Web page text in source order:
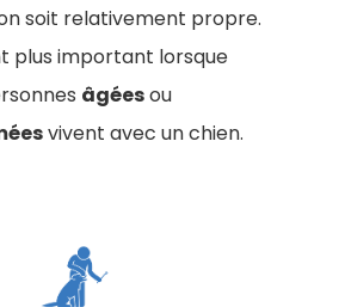
soit relativement propre.
plus important lorsque
âgéesou
vivent avec un chien.